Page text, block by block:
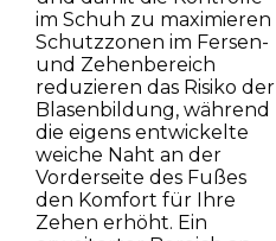
im Schuh zu maximieren
Schutzzonen im Fersen-
und Zehenbereich
reduzieren das Risiko der
Blasenbildung, während
die eigens entwickelte
weiche Naht an der
Vorderseite des Fußes
den Komfort für Ihre
Zehen erhöht. Ein